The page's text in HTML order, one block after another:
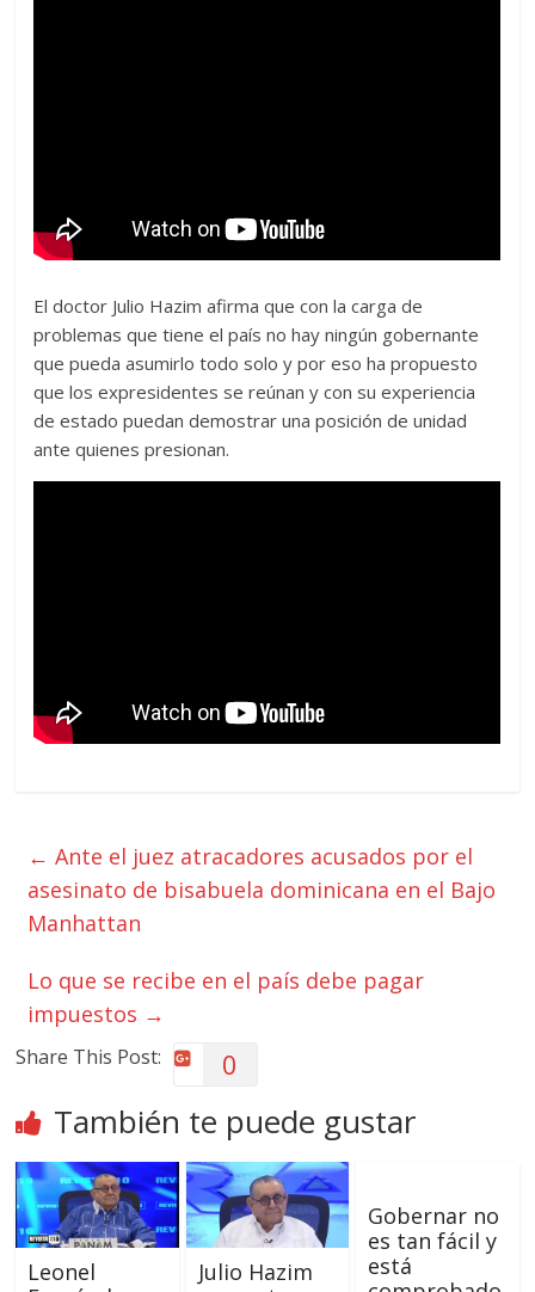
El doctor Julio Hazim afirma que con la carga de
problemas que tiene el país no hay ningún gobernante
que pueda asumirlo todo solo y por eso ha propuesto
que los expresidentes se reúnan y con su experiencia
de estado puedan demostrar una posición de unidad
ante quienes presionan.
← Ante el juez atracadores acusados por el
asesinato de bisabuela dominicana en el Bajo
Manhattan
Lo que se recibe en el país debe pagar
impuestos →
Share This Post: 0
También te puede gustar
Leonel
Julio Hazim
Gobernar no
es tan fácil y
está